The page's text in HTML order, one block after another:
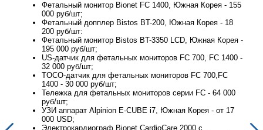
Фетальный монитор Bionet FC 1400, Южная Корея - 155
000 руб/шт;
Фетальный допплер Bistos BT-200, Южная Корея - 18
200 руб/шт:
Фетальный монитор Bistos BT-3350 LCD, Южная Корея -
195 000 руб/шт;
US-датчик для фетальных мониторов FC 700, FC 1400 -
32 000 руб/шт;
TOCO-датчик для фетальных мониторов FC 700,FC
1400 - 30 000 руб/шт;
Тележка для фетальных мониторов серии FC - 64 000
руб/шт;
УЗИ аппарат Alpinion E-CUBE i7, Южная Корея - от 17
000 USD;
Электрокардиограф Bionet CardioCare 2000 с